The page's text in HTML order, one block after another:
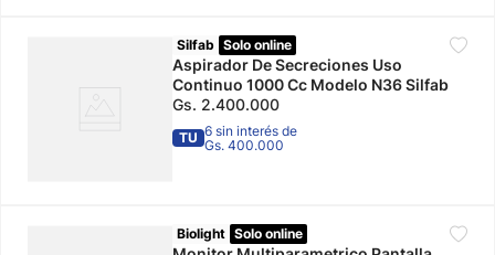
Silfab Solo online
Aspirador De Secreciones Uso
Continuo 1000 Cc Modelo N36 Silfab
Gs. 2.400.000
TU 6 sin interés de
Gs. 400.000
Biolight Solo online